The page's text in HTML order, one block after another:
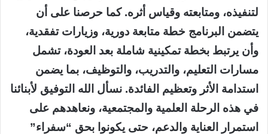
لتنفيذه، ومتابعته وقياس أثره. كما حرصنا على أن
يتضمن البرنامج خطة متابعة دورية، وزيارات تفقدية،
وأن يرتبط بخطة تمكينية شاملة بعد العودة، تشمل
مسارات التعليم، والتدريب، والتوظيف، بما يضمن
استدامة الأثر وتعظيم الفائدة. نسأل الله التوفيق لأبنائنا
في هذه الرحلة العلمية والمجتمعية، ونعاهدهم على
استمرار العناية والدعم، حتى يكونوا بحق “سفراء”